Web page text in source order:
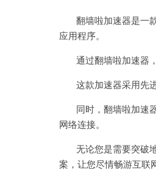
翻墙啦加速器是一款
应用程序。
通过翻墙啦加速器，
这款加速器采用先进
同时，翻墙啦加速器
网络连接。
无论您是需要突破地
案，让您尽情畅游互联